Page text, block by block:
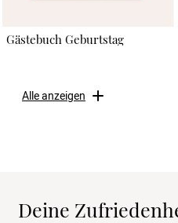
Gästebuch Geburtstag
Alle anzeigen
Deine